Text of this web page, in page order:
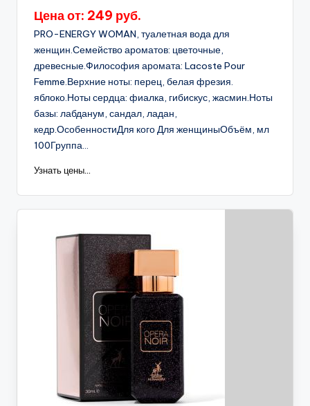
Цена от: 249 руб.
PRO-ENERGY WOMAN, туалетная вода для
женщин.Семейство ароматов: цветочные,
древесные.Философия аромата: Lacoste Pour
Femme.Верхние ноты: перец, белая фрезия.
яблоко.Ноты сердца: фиалка, гибискус, жасмин.Ноты
базы: лабданум, сандал, ладан,
кедр.ОсобенностиДля кого Для женщиныОбъём, мл
100Группа...
Узнать цены...